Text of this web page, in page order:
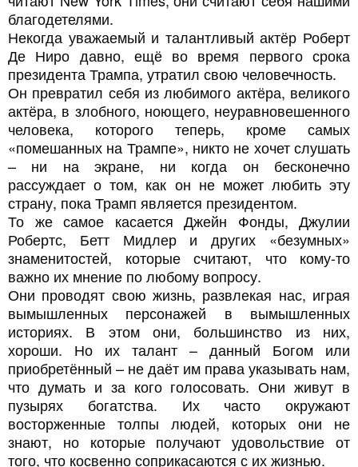
благодетелями.
Некогда уважаемый и талантливый актёр Роберт
Де Ниро давно, ещё во время первого срока
президента Трампа, утратил свою человечность.
Он превратил себя из любимого актёра, великого
актёра, в злобного, ноющего, неуравновешенного
человека, которого теперь, кроме самых
«помешанных на Трампе», никто не хочет слушать
– ни на экране, ни когда он бесконечно
рассуждает о том, как он не может любить эту
страну, пока Трамп является президентом.
То же самое касается Джейн Фонды, Джулии
Робертс, Бетт Мидлер и других «безумных»
знаменитостей, которые считают, что кому-то
важно их мнение по любому вопросу.
Они проводят свою жизнь, развлекая нас, играя
вымышленных персонажей в вымышленных
историях. В этом они, большинство из них,
хороши. Но их талант – данный Богом или
приобретённый – не даёт им права указывать нам,
что думать и за кого голосовать. Они живут в
пузырях богатства. Их часто окружают
восторженные толпы людей, которых они не
знают, но которые получают удовольствие от
того, что косвенно соприкасаются с их жизнью.